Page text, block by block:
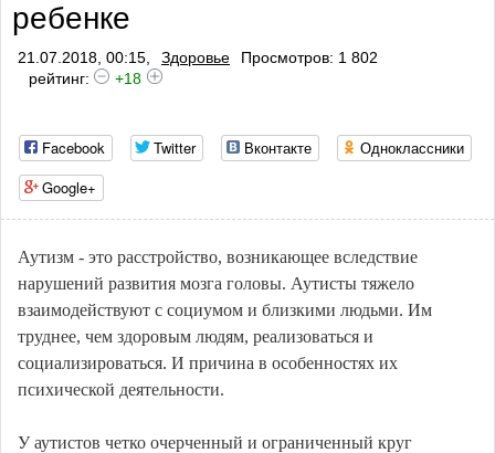
ребенке
21.07.2018, 00:15, Здоровье
Просмотров: 1 802
рейтинг:
+18
Facebook Twitter Вконтакте
Одноклассники
Google+
Аутизм - это расстройство, возникающее вследствие
нарушений развития мозга головы. Аутисты тяжело
взаимодействуют с социумом и близкими людьми. Им
труднее, чем здоровым людям, реализоваться и
социализироваться. И причина в особенностях их
психической деятельности.
У аутистов четко очерченный и ограниченный круг